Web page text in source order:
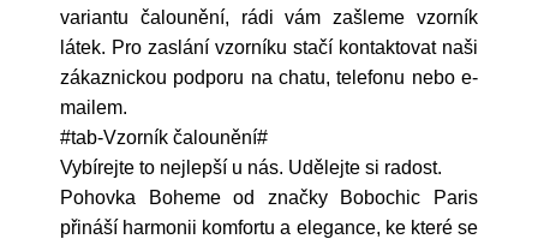
variantu čalounění, rádi vám zašleme vzorník
látek. Pro zaslání vzorníku stačí kontaktovat naši
zákaznickou podporu na chatu, telefonu nebo e-
mailem.
#tab-Vzorník čalounění#
Vybírejte to nejlepší u nás. Udělejte si radost.
Pohovka Boheme od značky Bobochic Paris
přináší harmonii komfortu a elegance, ke které se